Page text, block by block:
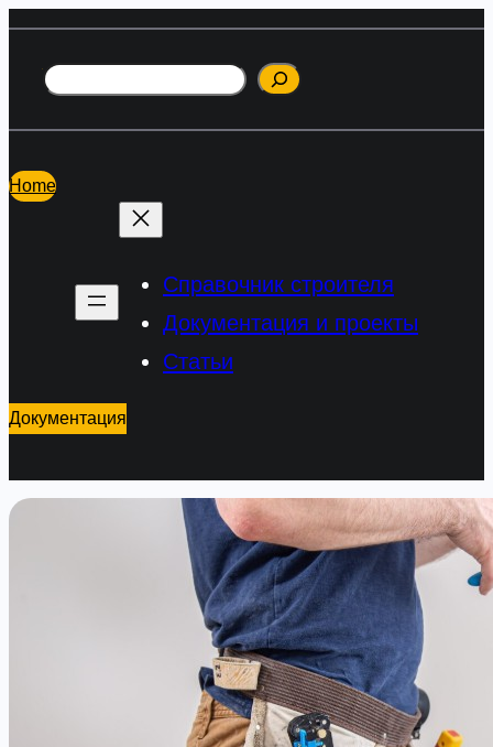
содержимому
Поиск
Home
Справочник строителя
Документация и проекты
Статьи
Документация